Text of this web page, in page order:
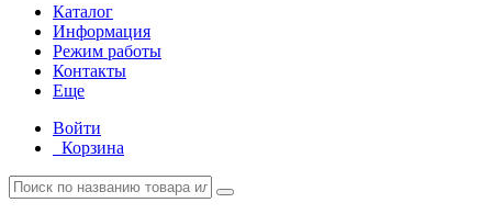
Каталог
Информация
Режим работы
Контакты
Еще
Войти
Корзина